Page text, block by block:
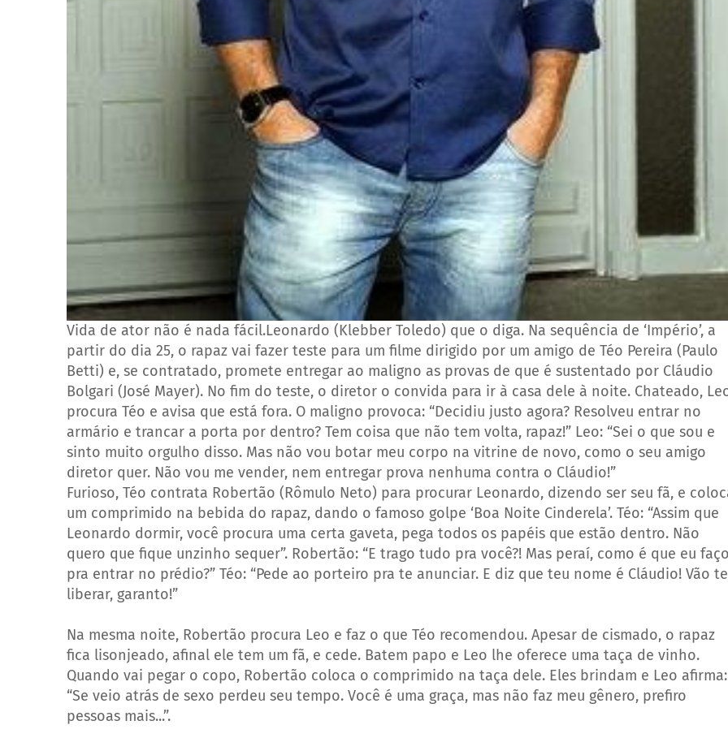
Vida de ator não é nada fácil.Leonardo (Klebber Toledo) que o diga. Na sequência de ‘Império’, a
partir do dia 25, o rapaz vai fazer teste para um filme dirigido por um amigo de Téo Pereira (Paulo
Betti) e, se contratado, promete entregar ao maligno as provas de que é sustentado por Cláudio
Bolgari (José Mayer). No fim do teste, o diretor o convida para ir à casa dele à noite. Chateado,
procura Téo e avisa que está fora. O maligno provoca: “Decidiu justo agora? Resolveu entrar no
armário e trancar a porta por dentro? Tem coisa que não tem volta, rapaz!” Leo: “Sei o que sou e
sinto muito orgulho disso. Mas não vou botar meu corpo na vitrine de novo, como o seu amigo
diretor quer. Não vou me vender, nem entregar prova nenhuma contra o Cláudio!”
Furioso, Téo contrata Robertão (Rômulo Neto) para procurar Leonardo, dizendo ser seu fã, e
um comprimido na bebida do rapaz, dando o famoso golpe ‘Boa Noite Cinderela’. Téo: “Assim que
Leonardo dormir, você procura uma certa gaveta, pega todos os papéis que estão dentro. Não
quero que fique unzinho sequer”. Robertão: “E trago tudo pra você?! Mas peraí, como é que eu
pra entrar no prédio?” Téo: “Pede ao porteiro pra te anunciar. E diz que teu nome é Cláudio! Vão te
liberar, garanto!”
Na mesma noite, Robertão procura Leo e faz o que Téo recomendou. Apesar de cismado, o rapaz
fica lisonjeado, afinal ele tem um fã, e cede. Batem papo e Leo lhe oferece uma taça de vinho.
Quando vai pegar o copo, Robertão coloca o comprimido na taça dele. Eles brindam e Leo afirma:
“Se veio atrás de sexo perdeu seu tempo. Você é uma graça, mas não faz meu gênero, prefiro
pessoas mais...”.